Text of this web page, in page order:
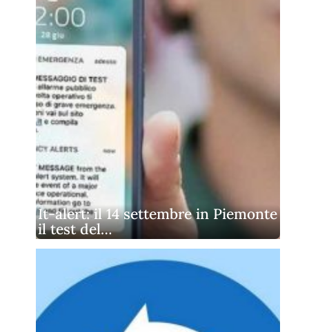
It-alert: il 14 settembre in Piemonte
il test del…